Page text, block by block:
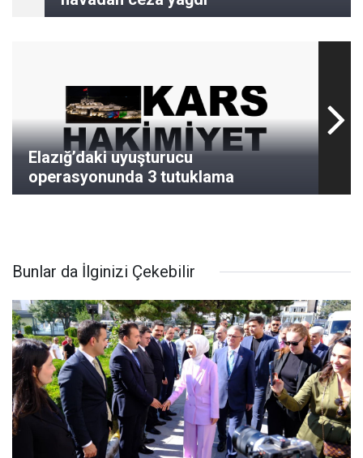
Elazığ’daki uyuşturucu
operasyonunda 3 tutuklama
Bunlar da İlginizi Çekebilir